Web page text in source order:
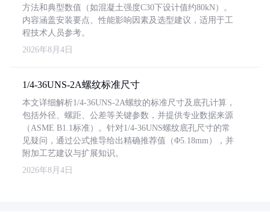
方法和典型数值（如混凝土强度C30下设计值约80kN）。
内容涵盖安装要点、性能影响因素及选型建议，适用于工
程技术人员参考。
2026年8月4日
1/4-36UNS-2A螺纹标准尺寸
本文详细解析1/4-36UNS-2A螺纹的标准尺寸及底孔计算，
包括外径、螺距、公差等关键参数，并提供专业数据来源
（ASME B1.1标准）。针对1/4-36UNS螺纹底孔尺寸的常
见疑问，通过公式推导给出精确推荐值（Φ5.18mm），并
附加工艺建议与扩展知识。
2026年8月4日